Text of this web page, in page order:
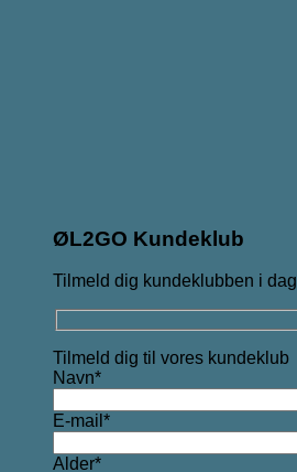
ØL2GO Kundeklub
Tilmeld dig kundeklubben i dag
Tilmeld dig til vores kundeklub
Navn*
E-mail*
Alder*